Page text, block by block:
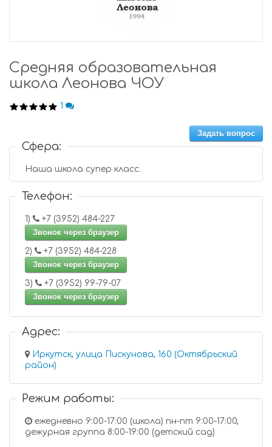
Средняя образовательная
школа Леонова ЧОУ
1
Задать вопрос
Сфера:
Наша школа супер класс.
Телефон:
1)
+7 (3952) 484-227
Звонок через браузер
2)
+7 (3952) 484-228
Звонок через браузер
3)
+7 (3952) 99-79-07
Звонок через браузер
Адрес:
Иркутск, улица Пискунова, 160 (Октябрьский
район)
Режим работы:
ежедневно 9:00-17:00 (школа) пн-пт 9:00-17:00,
дежурная группа 8:00-19:00 (детский сад)